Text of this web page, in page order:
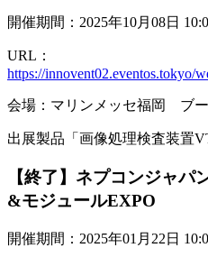
開催期間：2025年10月08日
URL：
https://innovent02.eventos.tokyo/
会場：マリンメッセ福岡 ブ
出展製品「画像処理検査装置
【終了】ネプコンジャ
&モジュールEXPO
開催期間：2025年01月22日